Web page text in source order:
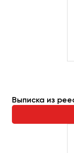
Выписка из